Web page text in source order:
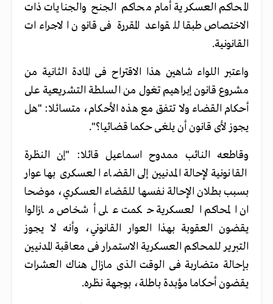
المحاكم العسكرية أمام محاكم الجنح والجنايات ذات
الاختصاص طبقا للقواعد المقررة فى قانون الاجراءات
القانونية.
واعتبر اللواء شاهين هذا الاقتراح فى المادة الثانية من
مشروع قانون إبراهيم تغول من السلطة التشريعية على
أحكام القضاء ولا تتفق مع هذه الأحكام، متسائلا: "هل
يجوز لأى قانون أن يلغى حكما قضائيا؟".
وقاطعه النائب ممدوح اسماعيل قائلا: "إن النظرة
القانونية لإحالة المدنيين إلى القضاء العسكرى بها عوار
بسبب بطلان الإحالة نفسها للقضاء العسكري، موضحا
ان المحاكم العسكرية حكمت على أشخاص مازالوا
يقضون العقوبة بهذا العوار القانوني، وأنه لا يجوز
التبرير للمحاكم العسكرية الاستمرار فى معاقبة المدنيين
بإحالة متضاربة فى الوقت الذى مازال هناك العشرات
يقضون أحكاما مؤبدة باطلة، بوجهة نظره.